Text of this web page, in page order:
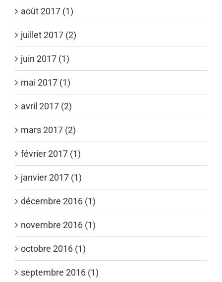
août 2017 (1)
juillet 2017 (2)
juin 2017 (1)
mai 2017 (1)
avril 2017 (2)
mars 2017 (2)
février 2017 (1)
janvier 2017 (1)
décembre 2016 (1)
novembre 2016 (1)
octobre 2016 (1)
septembre 2016 (1)